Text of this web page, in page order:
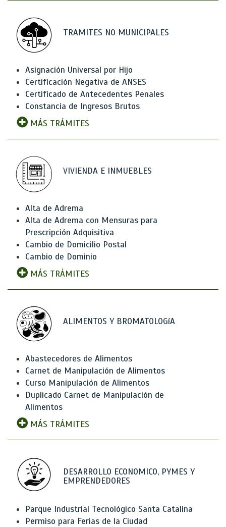
TRAMITES NO MUNICIPALES
Asignación Universal por Hijo
Certificación Negativa de ANSES
Certificado de Antecedentes Penales
Constancia de Ingresos Brutos
MÁS TRÁMITES
VIVIENDA E INMUEBLES
Alta de Adrema
Alta de Adrema con Mensuras para
Prescripción Adquisitiva
Cambio de Domicilio Postal
Cambio de Dominio
MÁS TRÁMITES
ALIMENTOS Y BROMATOLOGíA
Abastecedores de Alimentos
Carnet de Manipulación de Alimentos
Curso Manipulación de Alimentos
Duplicado Carnet de Manipulación de
Alimentos
MÁS TRÁMITES
DESARROLLO ECONOMICO, PYMES Y
EMPRENDEDORES
Parque Industrial Tecnológico Santa Catalina
Permiso para Ferias de la Ciudad